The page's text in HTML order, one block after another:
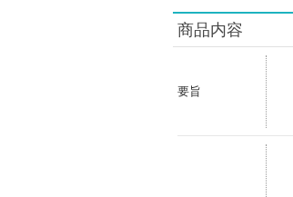
商品内容
要旨